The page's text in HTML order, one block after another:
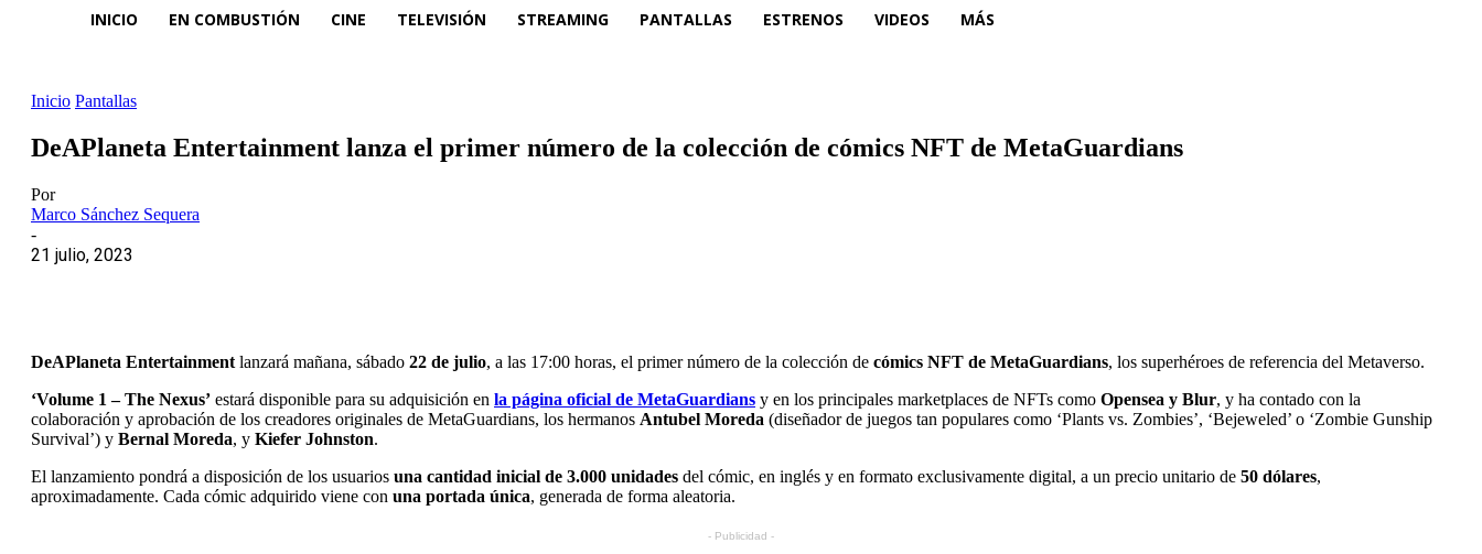
INICIO EN COMBUSTIÓN CINE TELEVISIÓN STREAMING PANTALLAS ESTRENOS VIDEOS MÁS
Inicio Pantallas
DeAPlaneta Entertainment lanza el primer número de la colección de cómics NFT de MetaGuardians
Por
Marco Sánchez Sequera
-
21 julio, 2023
DeAPlaneta Entertainment lanzará mañana, sábado 22 de julio, a las 17:00 horas, el primer número de la colección de cómics NFT de MetaGuardians, los superhéroes de referencia del Metaverso.
‘Volume 1 – The Nexus’ estará disponible para su adquisición en la página oficial de MetaGuardians y en los principales marketplaces de NFTs como Opensea y Blur, y ha contado con la
colaboración y aprobación de los creadores originales de MetaGuardians, los hermanos Antubel Moreda (diseñador de juegos tan populares como ‘Plants vs. Zombies’, ‘Bejeweled’ o ‘Zombie Gunship
Survival’) y Bernal Moreda, y Kiefer Johnston.
El lanzamiento pondrá a disposición de los usuarios una cantidad inicial de 3.000 unidades del cómic, en inglés y en formato exclusivamente digital, a un precio unitario de 50 dólares,
aproximadamente. Cada cómic adquirido viene con una portada única, generada de forma aleatoria.
- Publicidad -